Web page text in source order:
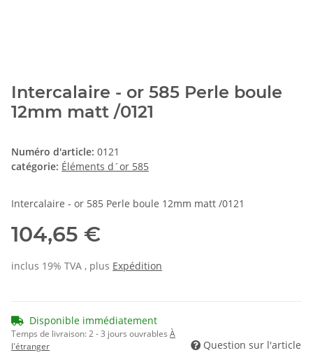
Intercalaire - or 585 Perle boule
12mm matt /0121
Numéro d'article: 0121
catégorie: Éléments d´or 585
Intercalaire - or 585 Perle boule 12mm matt /0121
104,65 €
inclus 19% TVA , plus Expédition
Disponible immédiatement
Temps de livraison:2 - 3 jours ouvrables À
l'étranger
Question sur l'article